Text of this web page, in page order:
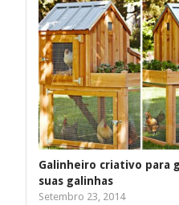
Galinheiro criativo para
suas galinhas
Setembro 23, 2014